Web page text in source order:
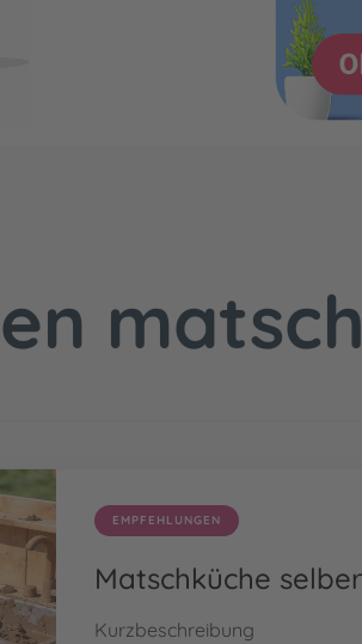
EMPFEHLUNGEN
Matschküche
Kurzbeschreibung